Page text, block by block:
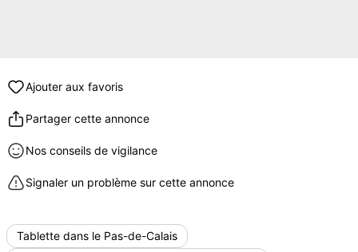
Ajouter aux favoris
Partager cette annonce
Nos conseils de vigilance
Signaler un problème sur cette annonce
Tablette dans le Pas-de-Calais